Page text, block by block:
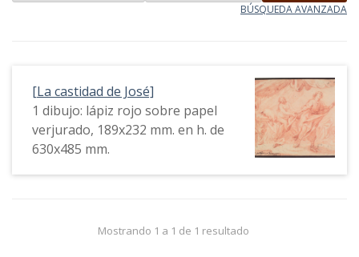
BÚSQUEDA AVANZADA
[La castidad de José]
1 dibujo: lápiz rojo sobre papel
verjurado, 189x232 mm. en h. de
630x485 mm.
Mostrando 1 a 1 de 1 resultado